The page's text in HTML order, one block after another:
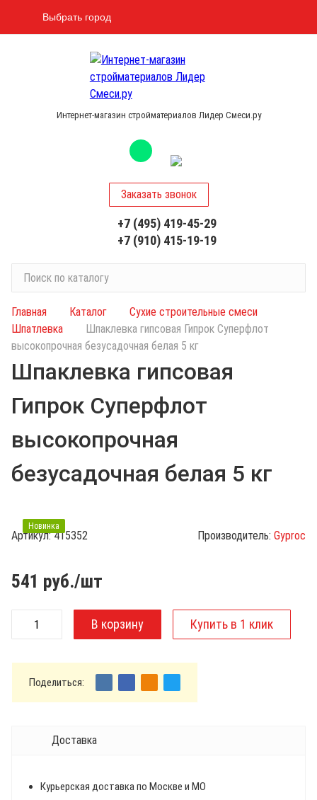
Выбрать город
Интернет-магазин стройматериалов Лидер Смеси.ру
и
с
а
о
Заказать звонок
+7 (495) 419-45-29
+7 (910) 415-19-19
Главная Каталог
Сухие строительные смеси
Шпатлевка
Шпаклевка гипсовая Гипрок Суперфлот
высокопрочная безусадочная белая 5 кг
Шпаклевка гипсовая
Гипрок Суперфлот
высокопрочная
безусадочная белая 5 кг
Новинка
Артикул:415352 Производитель: Gyproc
541 руб./шт
Поделиться:
Доставка
Курьерская доставка по Москве и МО